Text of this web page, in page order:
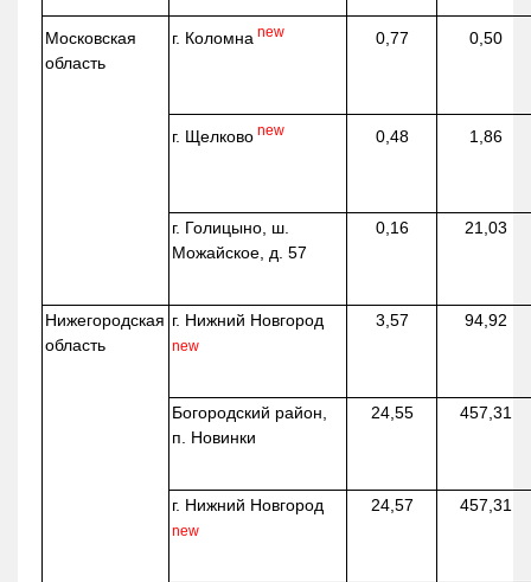
Московская
область
г. Коломна new 0,77 0,50
г. Щелково new 0,48 1,86
г. Голицыно, ш.
Можайское, д. 57
0,16 21,03
Нижегородская
область
г. Нижний Новгород
new
3,57 94,92
Богородский район,
п. Новинки
24,55 457,31
г. Нижний Новгород
new
24,57 457,31